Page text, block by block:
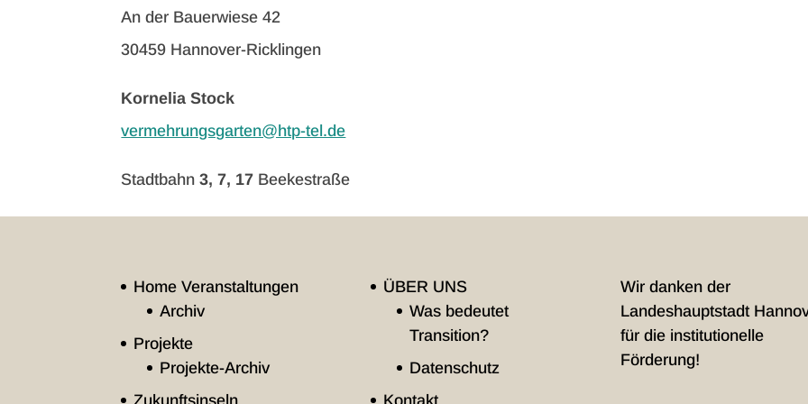
An der Bauerwiese 42
30459 Hannover-Ricklingen
Kornelia Stock
vermehrungsgarten@htp-tel.de
Stadtbahn3, 7, 17 Beekestraße
Home Veranstaltungen
Archiv
Projekte
Projekte-Archiv
Zukunftsinseln
ÜBER UNS
Was bedeutet
Transition?
Datenschutz
Kontakt
Wir danken der
Landeshauptstadt
für die institutionelle
Förderung!